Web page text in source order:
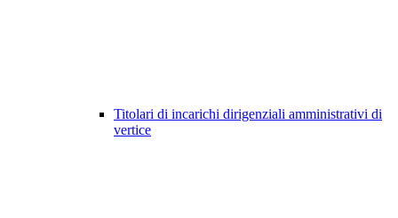
Titolari di incarichi dirigenziali amministrativi di
vertice